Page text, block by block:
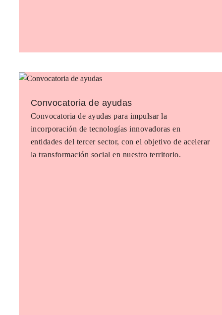
Convocatoria de ayudas
Convocatoria de ayudas para impulsar la
incorporación de tecnologías innovadoras en
entidades del tercer sector, con el objetivo de acelerar
la transformación social en nuestro territorio.